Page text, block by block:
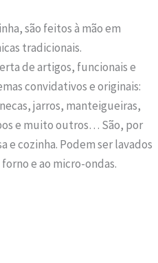
são feitos à mão em
tradicionais.
de artigos, funcionais e
convidativos e originais:
jarros, manteigueiras,
e muito outros… São, por
e cozinha. Podem ser lavados
e ao micro-ondas.